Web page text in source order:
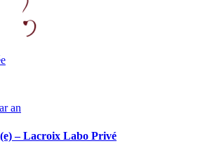
an
– Lacroix Labo Privé